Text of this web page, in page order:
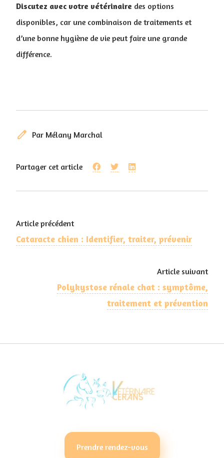
Discutez avec votre vétérinaire des options
disponibles, car une combinaison de traitements et
d’une bonne hygiène de vie peut faire une grande
différence.
edit Par Mélany Marchal
Partager cet article
Article précédent
Cataracte chien : Identifier, traiter, prévenir
Article suivant
Polykystose rénale chat : symptôme,
traitement et prévention
Prendre rendez-vous